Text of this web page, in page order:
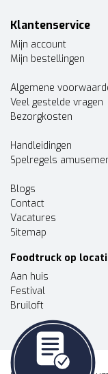
Klantenservice
Mijn account
Mijn bestellingen
Algemene
Veel gestelde vragen
Bezorgkosten
Handleidingen
Spelregels
Blogs
Contact
Vacatures
Sitemap
Foodtruck op
Aan huis
Festival
Bruiloft